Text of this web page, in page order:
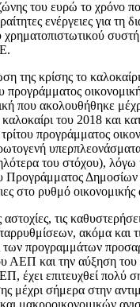
του ευρώ το χρόνο
ενέργειες για τη
χρηματοπιστωτικού
της κρίσης το
προγράμματος
που ακολουθήθηκε
του 2018 και
προγράμματος
του στόχου), λόγω
Προγράμματος
στο ρυθμό οικονομικής
τις
ακόμα και
των προγραμμάτων
ΑΕΠ και την αύξηση του
έχει επιτευχθεί πολύ
μέχρι σήμερα στην
μακροοικονομικών